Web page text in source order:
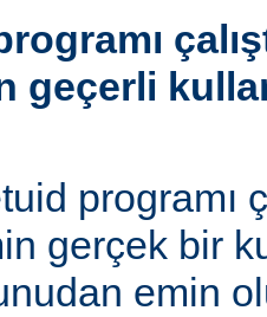
geçerli
programı
gerçek bir
emin